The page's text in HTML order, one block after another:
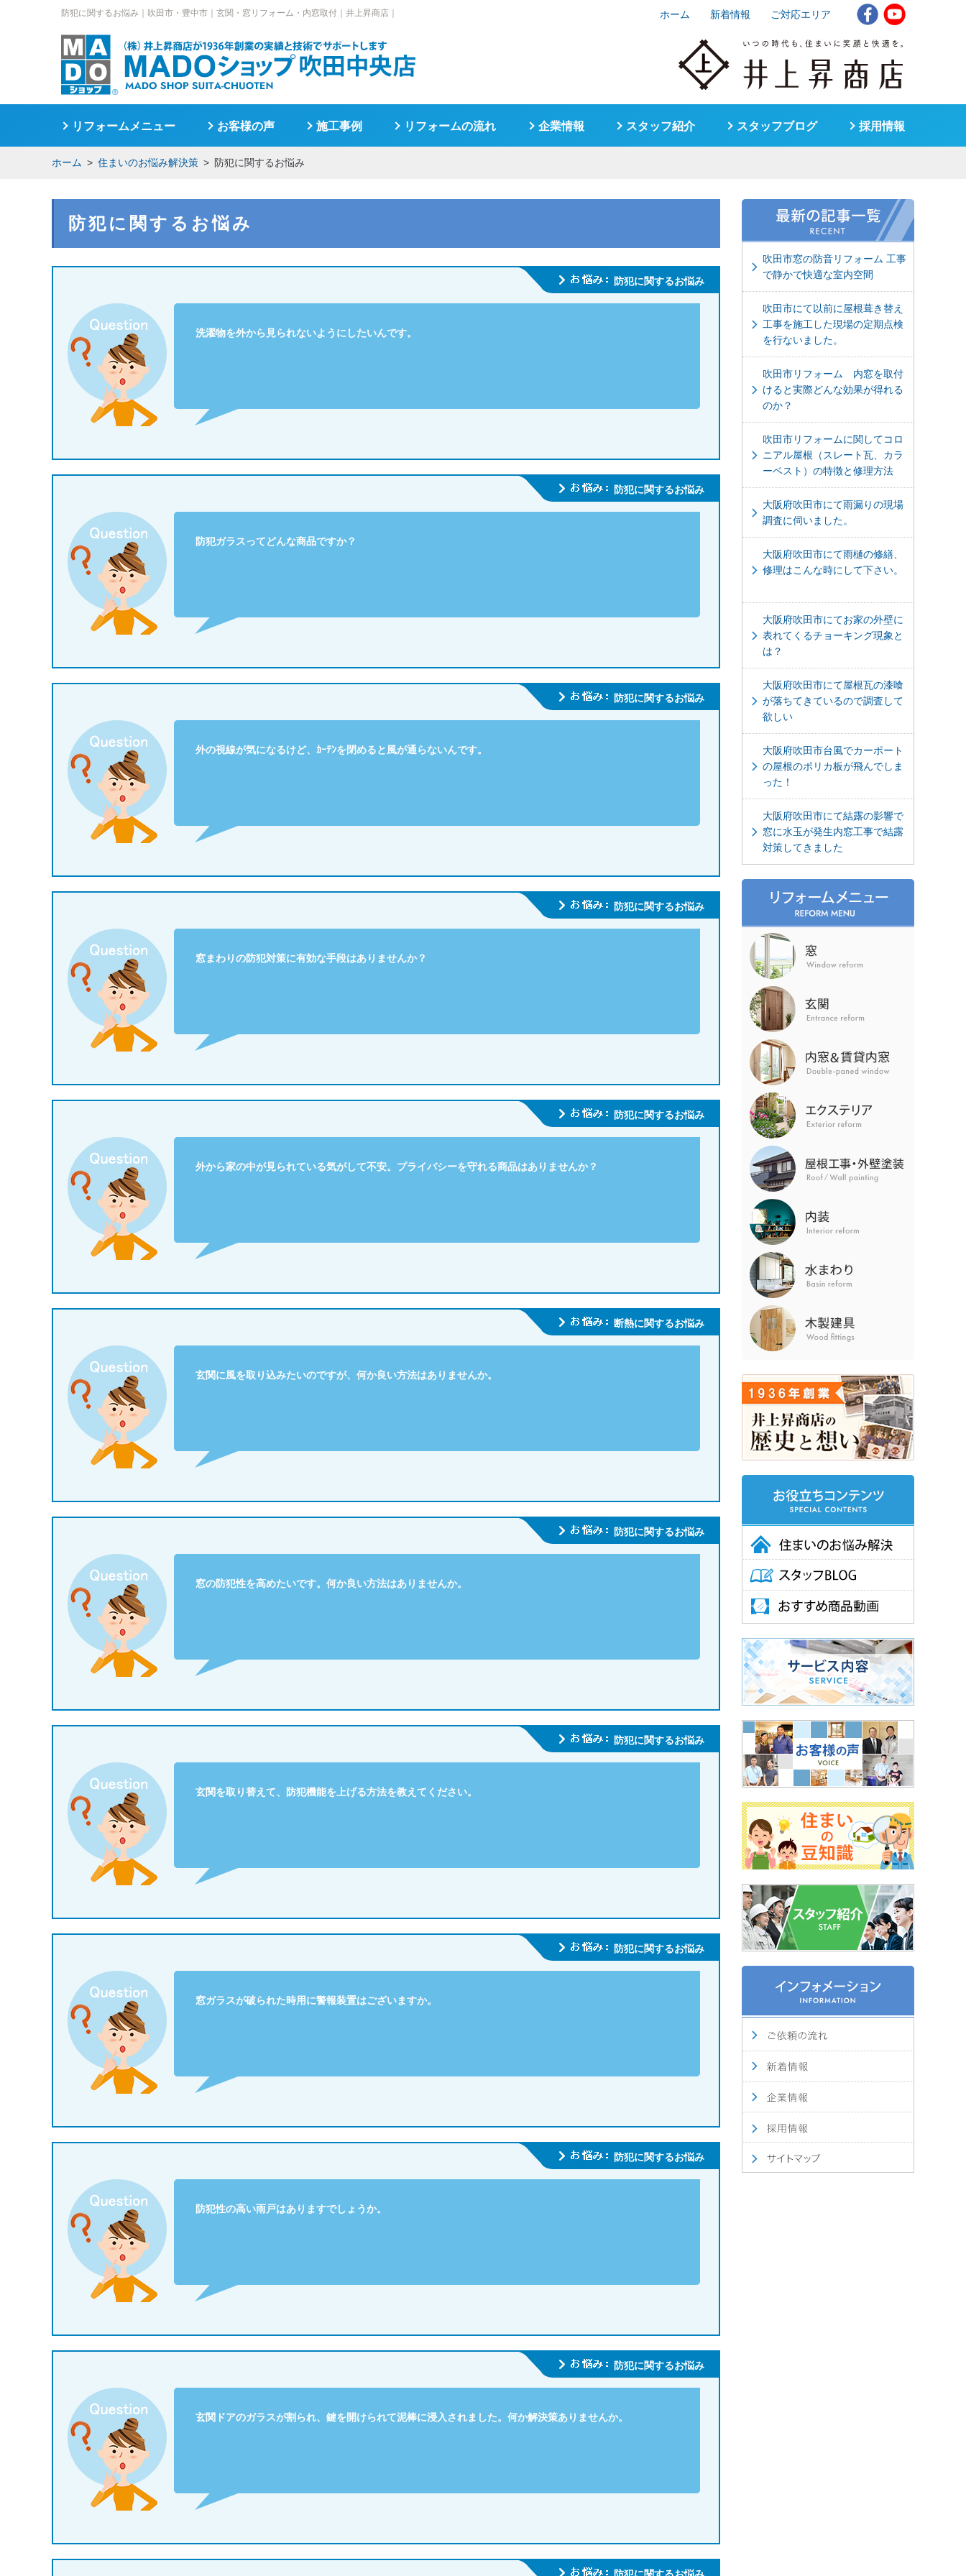
防犯に関するお悩み｜ 吹田市・豊中市｜玄関・窓リフォーム・内窓取付｜井上昇商店｜
ホーム 住まいのお悩み解決策 防犯に関するお悩み
ホーム 新着情報 ご対応エリア
リフォームメニュー お客様の声 施工事例 リフォームの流れ 企業情報 スタッフ紹介 スタッフブログ 採用情報
防犯に関するお悩み
防犯に関するお悩み
洗濯物を外から見られないようにしたいんです。
防犯に関するお悩み
防犯ガラスってどんな商品ですか？
防犯に関するお悩み
外の視線が気になるけど、ｶｰﾃﾝを閉めると風が通らないんです。
防犯に関するお悩み
窓まわりの防犯対策に有効な手段はありませんか？
防犯に関するお悩み
外から家の中が見られている気がして不安。プライバシーを守れる商品はありませんか？
断熱に関するお悩み
玄関に風を取り込みたいのですが、何か良い方法はありませんか。
防犯に関するお悩み
窓の防犯性を高めたいです。何か良い方法はありませんか。
防犯に関するお悩み
玄関を取り替えて、防犯機能を上げる方法を教えてください。
防犯に関するお悩み
窓ガラスが破られた時用に警報装置はございますか。
防犯に関するお悩み
防犯性の高い雨戸はありますでしょうか。
防犯に関するお悩み
玄関ドアのガラスが割られ、鍵を開けられて泥棒に浸入されました。何か解決策ありませんか。
吹田市窓の防音リフォーム 工事
で静かで快適な室内空間
吹田市にて以前に屋根葺き替え
工事を施工した現場の定期点検
を行ないました。
吹田市リフォーム 内窓を取付
けると実際どんな効果が得れる
のか？
吹田市リフォームに関してコロ
ニアル屋根（スレート瓦、カラ
ーベスト）の特徴と修理方法
大阪府吹田市にて雨漏りの現場
調査に伺いました。
大阪府吹田市にて雨樋の修繕、
修理はこんな時にして下さい。
大阪府吹田市にてお家の外壁に
表れてくるチョーキング現象と
は？
大阪府吹田市にて屋根瓦の漆喰
が落ちてきているので調査して
欲しい
大阪府吹田市台風でカーポート
の屋根のポリカ板が飛んでしま
った！
大阪府吹田市にて結露の影響で
窓に水玉が発生内窓工事で結露
対策してきました